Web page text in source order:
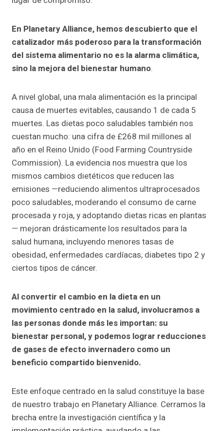
En Planetary Alliance, hemos descubierto que el
catalizador más poderoso para la transformación
del sistema alimentario no es la alarma climática,
sino la mejora del bienestar humano.
A nivel global, una mala alimentación es la principal
causa de muertes evitables, causando 1 de cada 5
muertes. Las dietas poco saludables también nos
cuestan mucho: una cifra de £268 mil millones al
año en el Reino Unido (Food Farming Countryside
Commission). La evidencia nos muestra que los
mismos cambios dietéticos que reducen las
emisiones —reduciendo alimentos ultraprocesados
poco saludables, moderando el consumo de carne
procesada y roja, y adoptando dietas ricas en plantas
— mejoran drásticamente los resultados para la
salud humana, incluyendo menores tasas de
obesidad, enfermedades cardíacas, diabetes tipo 2 y
ciertos tipos de cáncer.
Al convertir el cambio en la dieta en un
movimiento centrado en la salud, involucramos a
las personas donde más les importan: su
bienestar personal, y podemos lograr reducciones
de gases de efecto invernadero como un
beneficio compartido bienvenido.
Este enfoque centrado en la salud constituye la base
de nuestro trabajo en Planetary Alliance. Cerramos la
brecha entre la investigación científica y la